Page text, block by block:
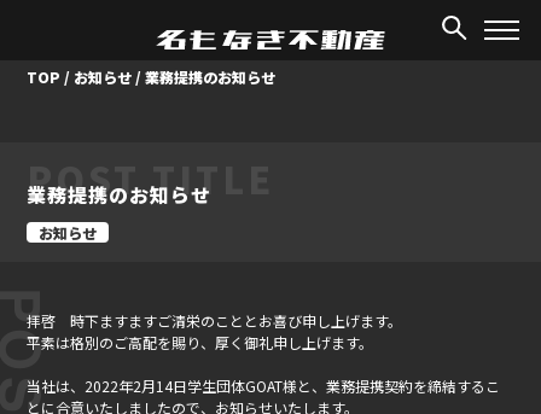
TOP / お知らせ /業務提携のお知らせ
POST TITLE
業務提携のお知らせ
お知らせ
拝啓 時下ますますご清栄のこととお喜び申し上げます。
平素は格別のご高配を賜り、厚く御礼申し上げます。
当社は、2022年2月14日学生団体GOAT様と、業務提携契約を締結するこ
とに合意いたしましたので、お知らせいたします。